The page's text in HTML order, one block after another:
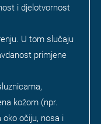
i djelotvornost
U tom slučaju
primjene
kožom (npr.
očiju, nosa i